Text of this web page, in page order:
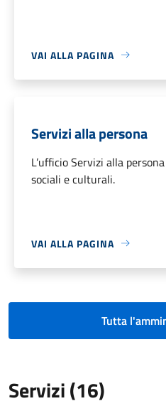
VAI ALLA PAGINA
Servizi alla persona
L’ufficio Servizi alla
sociali e culturali.
VAI ALLA PAGINA
Tutta
Servizi (16)